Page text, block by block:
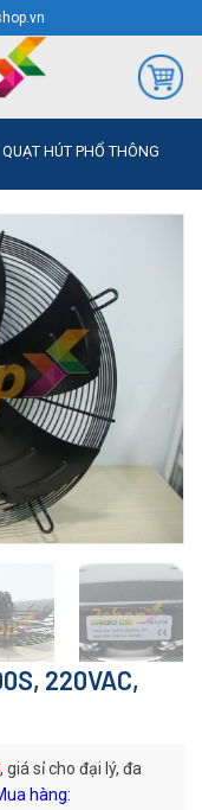
QUẠT HÚT PHỔ THÔNG
220VAC,
, giá sỉ cho đại lý, đa
hàng: